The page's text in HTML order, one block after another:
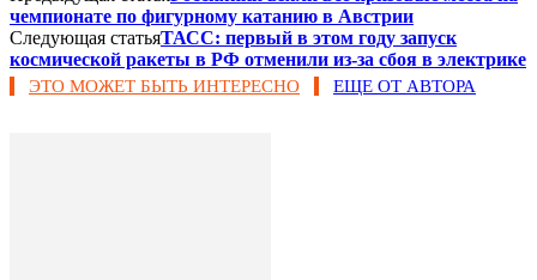
чемпионате по фигурному катанию в Австрии
Следующая статьяТАСС: первый в этом году запуск
космической ракеты в РФ отменили из-за сбоя в электрике
ЭТО МОЖЕТ БЫТЬ ИНТЕРЕСНО ЕЩЕ ОТ АВТОРА